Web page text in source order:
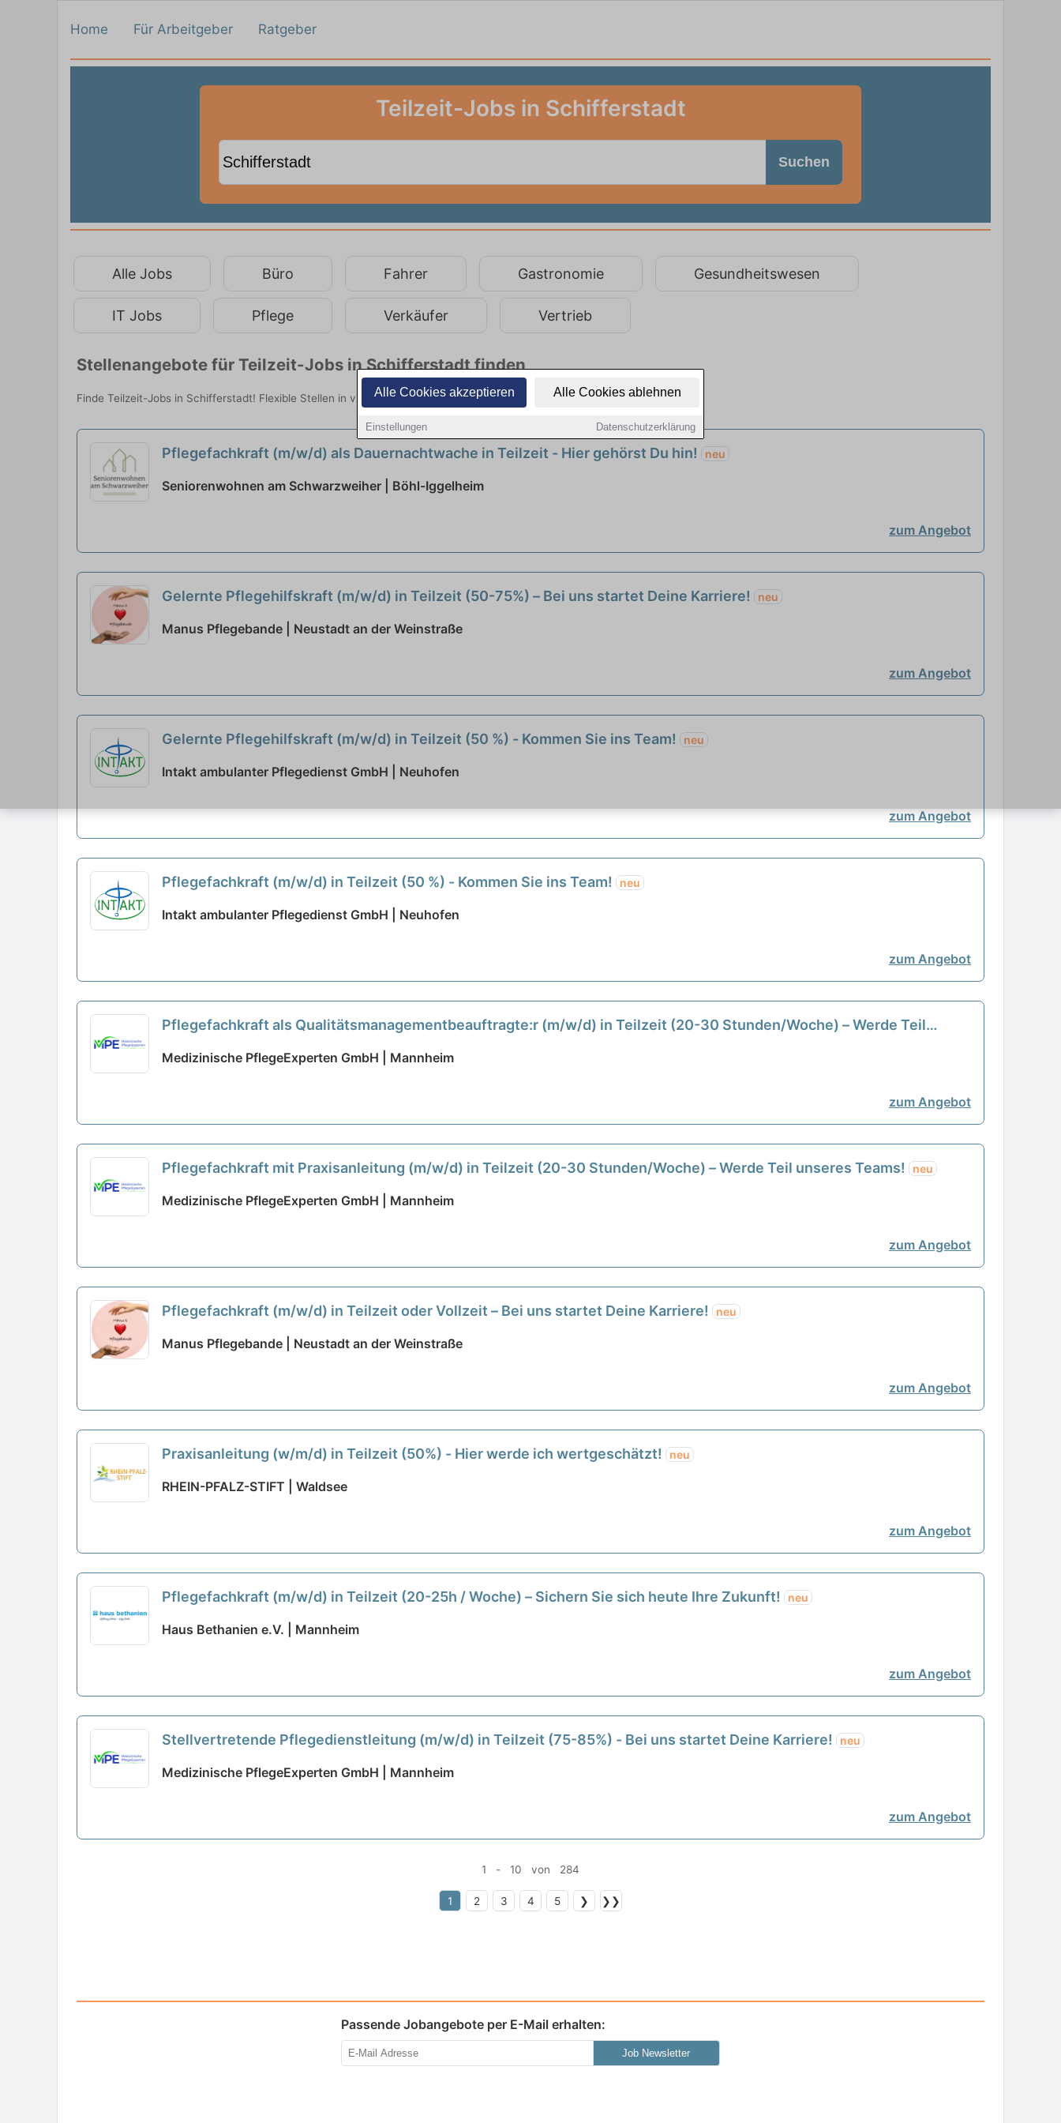
Alle Cookies akzeptieren Alle Cookies ablehnen
Einstellungen Datenschutzerklärung
Home Für Arbeitgeber Ratgeber
Teilzeit-Jobs in Schifferstadt
Suchen
Alle Jobs Büro Fahrer Gastronomie Gesundheitswesen
IT Jobs Pflege Verkäufer Vertrieb
Stellenangebote für Teilzeit-Jobs in Schifferstadt finden
Finde Teilzeit-Jobs in Schifferstadt! Flexible Stellen in vielen Branchen. Jetzt bewerben!
Pflegefachkraft (m/w/d) als Dauernachtwache in Teilzeit - Hier gehörst Du hin! neu
Seniorenwohnen am Schwarzweiher | Böhl-Iggelheim
zum Angebot
Gelernte Pflegehilfskraft (m/w/d) in Teilzeit (50-75%) – Bei uns startet Deine Karriere! neu
Manus Pflegebande | Neustadt an der Weinstraße
zum Angebot
Gelernte Pflegehilfskraft (m/w/d) in Teilzeit (50 %) - Kommen Sie ins Team! neu
Intakt ambulanter Pflegedienst GmbH | Neuhofen
zum Angebot
Pflegefachkraft (m/w/d) in Teilzeit (50 %) - Kommen Sie ins Team! neu
Intakt ambulanter Pflegedienst GmbH | Neuhofen
zum Angebot
Pflegefachkraft als Qualitätsmanagementbeauftragte:r (m/w/d) in Teilzeit (20-30 Stunden/Woche) – Werde Teil
Medizinische PflegeExperten GmbH | Mannheim
zum Angebot
Pflegefachkraft mit Praxisanleitung (m/w/d) in Teilzeit (20-30 Stunden/Woche) – Werde Teil unseres Teams! neu
Medizinische PflegeExperten GmbH | Mannheim
zum Angebot
Pflegefachkraft (m/w/d) in Teilzeit oder Vollzeit – Bei uns startet Deine Karriere! neu
Manus Pflegebande | Neustadt an der Weinstraße
zum Angebot
Praxisanleitung (w/m/d) in Teilzeit (50%) - Hier werde ich wertgeschätzt! neu
RHEIN-PFALZ-STIFT | Waldsee
zum Angebot
Pflegefachkraft (m/w/d) in Teilzeit (20-25h / Woche) – Sichern Sie sich heute Ihre Zukunft! neu
Haus Bethanien e.V. | Mannheim
zum Angebot
Stellvertretende Pflegedienstleitung (m/w/d) in Teilzeit (75-85%) - Bei uns startet Deine Karriere! neu
Medizinische PflegeExperten GmbH | Mannheim
zum Angebot
1 - 10 von 284
1 2 3 4 5 ❯ ❯❯
Passende Jobangebote per E-Mail erhalten:
Job Newsletter